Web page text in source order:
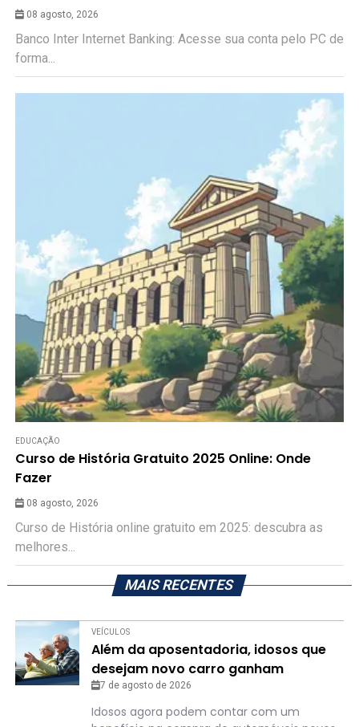
08 agosto, 2026
Banco Inter Internet Banking: Acesse sua conta pelo PC de
forma...
EDUCAÇÃO
Curso de História Gratuito 2025 Online: Onde
Fazer
08 agosto, 2026
Curso de História online gratuito em 2025: descubra as
melhores...
MAIS RECENTES
VEÍCULOS
Além da aposentadoria, idosos que
desejam novo carro ganham
“benefício”
7 de agosto de 2026
Idosos agora podem contar com um